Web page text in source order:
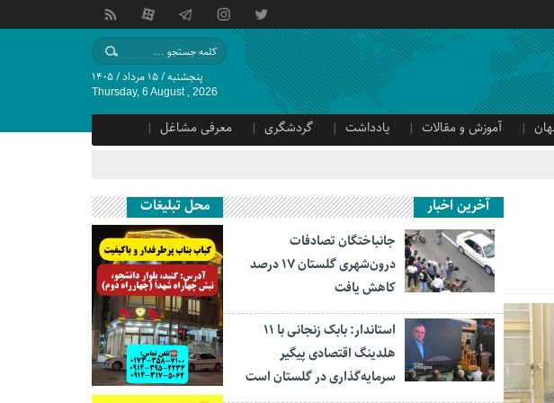
پنجشنبه / ۱۵ مرداد / ۱۴۰۵
Thursday, 6 August , 2026
آموزش و مقالات یادداشت گردشگری
معرفی مشاغل
آخرین اخبار
جانباختگان تصادفات
درون‌شهری گلستان ۱۷ درصد
کاهش یافت
استاندار: بابک زنجانی با ۱۱
هلدینگ اقتصادی پیگیر
سرمایه‌گذاری در گلستان است
محل تبلیغات